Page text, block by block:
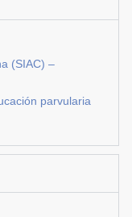
(SIAC) –
parvularia